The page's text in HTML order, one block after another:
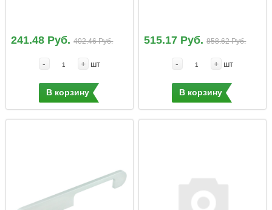
241.48 Руб.402.46 Руб.
- + шт
В корзину
515.17 Руб.858.62 Руб.
- + шт
В корзину